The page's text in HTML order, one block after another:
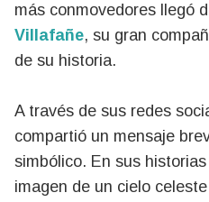
más conmovedores llegó
Villafañe, su gran
de su historia.
A través de sus redes
compartió un mensaje
simbólico. En sus
imagen de un cielo